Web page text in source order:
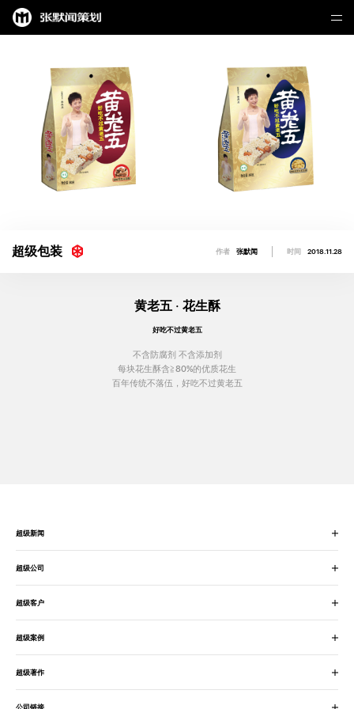
超级包装 作者 张默闻 时间 2018.11.28
黄老五 · 花生酥
好吃不过黄老五
不含防腐剂 不含添加剂
每块花生酥含≧80%的优质花生
百年传统不落伍，好吃不过黄老五
超级新闻
超级公司
超级客户
超级案例
超级著作
公司链接